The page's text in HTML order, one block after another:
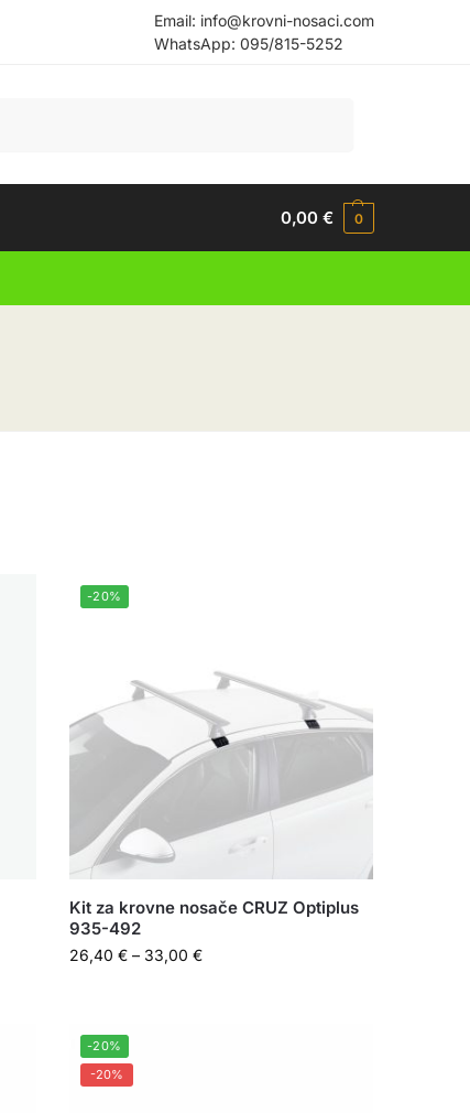
Email: info@krovni-nosaci.com
WhatsApp: 095/815-5252
0,00€ 0
-20%
Kit za krovne nosače CRUZ Optiplus
935-492
26,40€ – 33,00€
-20%
-20%